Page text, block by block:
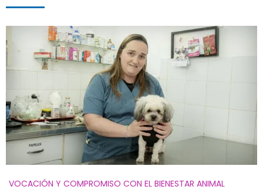
VOCACIÓN Y COMPROMISO CON EL BIENESTAR ANIMAL